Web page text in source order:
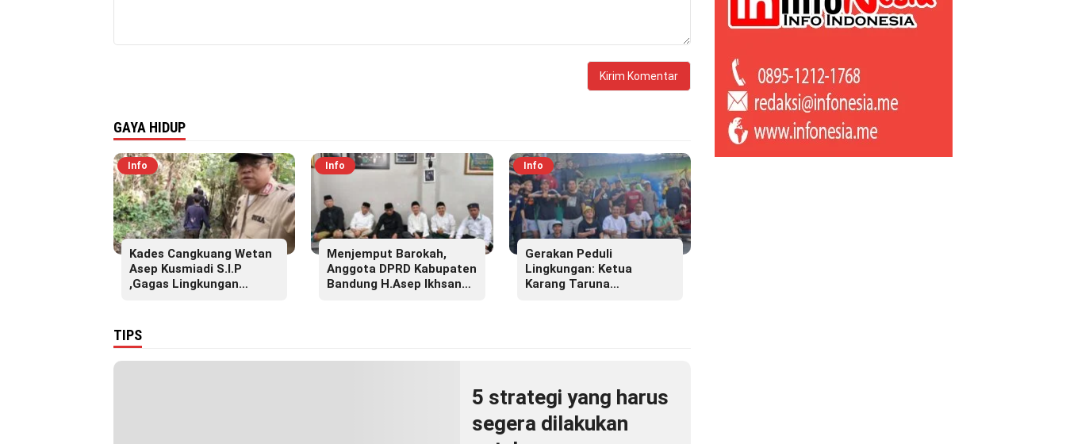
GAYA HIDUP
Info
Kades Cangkuang Wetan
Asep Kusmiadi S.I.P
,Gagas Lingkungan
Info
Menjemput Barokah,
Anggota DPRD Kabupaten
Bandung H.Asep Ikhsan
Info
Gerakan Peduli
Lingkungan: Ketua
Karang Taruna
TIPS
5 strategi yang harus
segera dilakukan